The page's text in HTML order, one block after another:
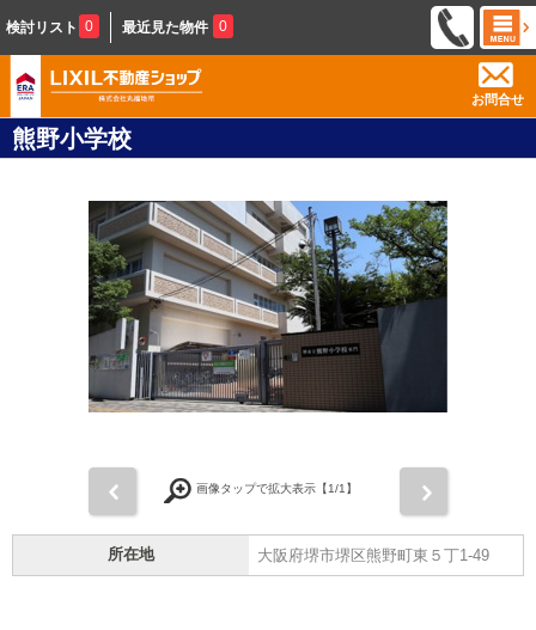
検討リスト 0 最近見た物件 0
お問合せ
熊野小学校
画像タップで拡大表示【1/1】
所在地 大阪府堺市堺区熊野町東５丁1-49